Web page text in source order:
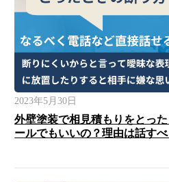
2023年5月30日
外壁塗装で相見積もりをとっ
ールでもいいの？理由は話すべ